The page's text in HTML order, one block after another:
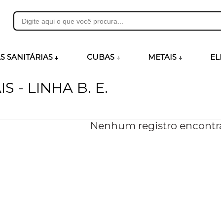
SANITÁRIAS CUBAS METAIS
- LINHA B. E.
Nenhum registro